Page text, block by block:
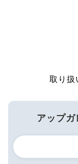
取り扱
アップ